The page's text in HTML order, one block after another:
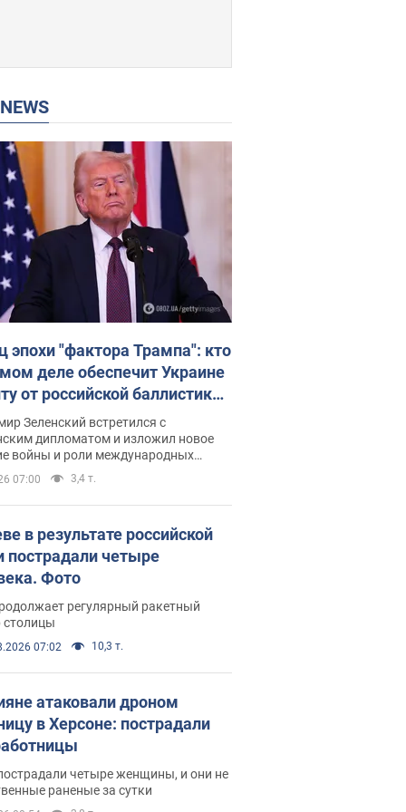
NEWS
эпохи "фактора Трампа": кто
деле обеспечит Украине
от российской баллистики.
с Безсмертным
Зеленский встретился с
дипломатом и изложил новое
войны и роли международных
в борьбе с Россией
07:00 3,4 т.
в результате российской
пострадали четыре
Фото
регулярный ракетный
столицы
07:02 10,3 т.
атаковали дроном
в Херсоне: пострадали
четыре женщины, и они не
раненые за сутки